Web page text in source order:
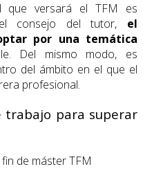
que versará el TFM es
el consejo del tutor, el
por una temática
Del mismo modo, es
del ámbito en el que el
profesional.
trabajo para superar